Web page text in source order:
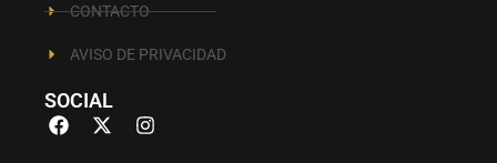
CONTACTO
AVISO DE PRIVACIDAD
SOCIAL